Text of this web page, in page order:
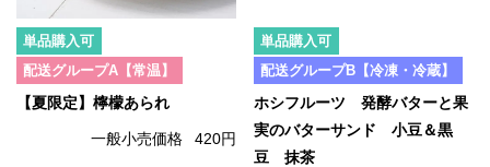
単品購入可
配送グループA【常温】
【夏限定】檸檬あられ
一般小売価格 420円
単品購入可
配送グループB【冷凍・冷蔵】
ホシフルーツ 発酵バターと果
実のバターサンド 小豆＆黒
豆 抹茶